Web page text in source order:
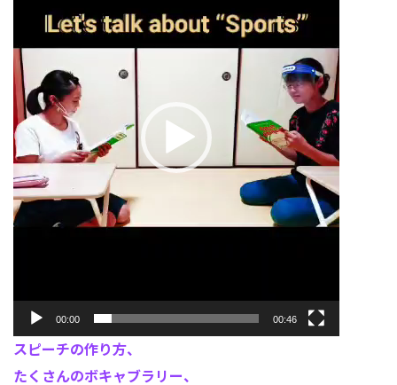
ー
ヤ
ー
00:00 00:46
スピーチの作り方、
たくさんのボキャブラリー、